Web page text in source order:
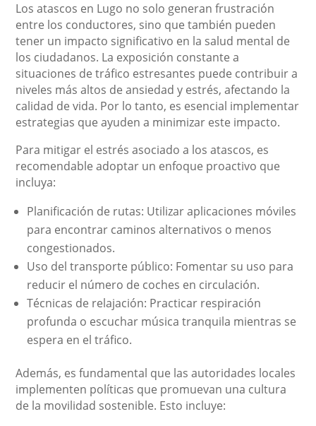
Los atascos en Lugo no solo generan frustración
entre los conductores, sino que también pueden
tener un impacto significativo en la salud mental de
los ciudadanos. La exposición constante a
situaciones de tráfico estresantes puede contribuir a
niveles más altos de ansiedad y estrés, afectando la
calidad de vida. Por lo tanto, es esencial implementar
estrategias que ayuden a minimizar este impacto.
Para mitigar el estrés asociado a los atascos, es
recomendable adoptar un enfoque proactivo que
incluya:
Planificación de rutas: Utilizar aplicaciones móviles
para encontrar caminos alternativos o menos
congestionados.
Uso del transporte público: Fomentar su uso para
reducir el número de coches en circulación.
Técnicas de relajación: Practicar respiración
profunda o escuchar música tranquila mientras se
espera en el tráfico.
Además, es fundamental que las autoridades locales
implementen políticas que promuevan una cultura
de la movilidad sostenible. Esto incluye: